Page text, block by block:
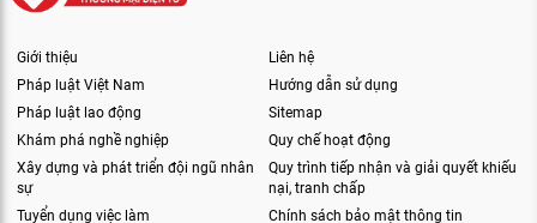
Giới thiệu
Pháp luật Việt Nam
Pháp luật lao động
Khám phá nghề nghiệp
Xây dựng và phát triển đội ngũ nhân
sự
Tuyển dụng việc làm
Liên hệ
Hướng dẫn sử dụng
Sitemap
Quy chế hoạt động
Quy trình tiếp nhận và giải quyết khiếu
nại, tranh chấp
Chính sách bảo mật thông tin